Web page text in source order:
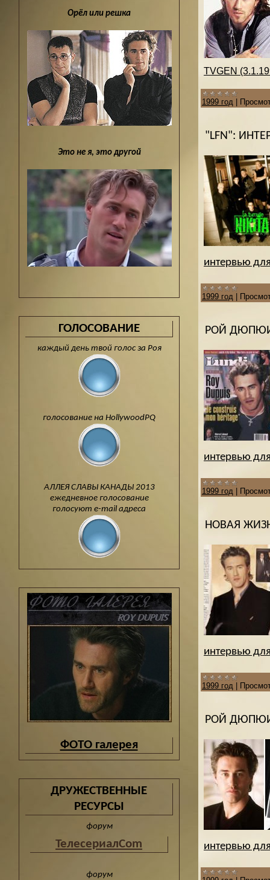
Орёл или решка
Это не я, это другой
ГОЛОСОВАНИЕ
каждый день твой голос за Роя
голосование на HollywoodPQ
АЛЛЕЯ СЛАВЫ КАНАДЫ 2013
ежедневное голосование
голосуют e-mail адреса
ФОТО галерея
ДРУЖЕСТВЕННЫЕ
РЕСУРСЫ
форум
ТелесериалCom
форум
TVGEN
1999 год
"LFN":
интервью
1999 год
РОЙ
интервью
1999 год
НОВАЯ
интервью
1999 год
РОЙ
интервью